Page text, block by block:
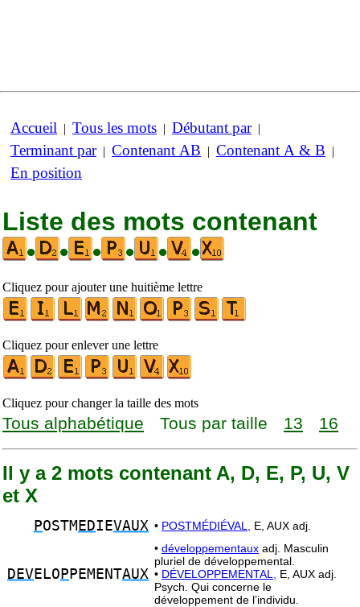
Accueil | Tous les mots | Débutant par|
Terminant par| Contenant AB | Contenant A & B |
En position
Liste des mots contenant
•
• • • • •
Cliquez pour ajouter une huitième lettre
Cliquez pour enlever une lettre
Cliquez pour changer la taille des mots
Tous alphabétique Tous par taille 13 16
Il y a 2 mots contenant A, D, E, P, U, V
et X
POSTM EDIEVAUX • POSTMÉDIÉVAL, E, AUX adj.
DEVELO P PEMENTAUX
• développementaux adj. Masculin
pluriel de développemental.
• DÉVELOPPEMENTAL,
E, AUX adj.
Psych. Qui concerne le
développement de l’individu.